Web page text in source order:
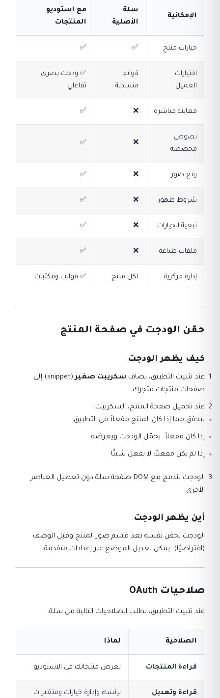
الإمكانية
سلة
الأصلية
مع استوديو
المنتجات
خيارات منتج ✅
✅
اختيارات
العميل
قوائم
منسدلة
✅ ودجت بصري
تفاعلي
معاينة مباشرة ❌
✅
نصوص
مخصصة
❌
✅
رفع صور ❌
✅
شروط ظهور ❌
✅
تبعية الخيارات ❌
✅
ملفات طباعة ❌
✅
إدارة مركزية لكل منتج ✅ قوالب ومكتبات
حقن الودجت في صفحة المنتج
كيف يظهر الودجت
عند تثبيت التطبيق، يضاف سكريبت صغير
(snippet) إلى
صفحات منتجات متجرك
عند تحميل صفحة المنتج، السكريبت:
يتحقق مما إذا كان المنتج مفعلاً في التطبيق
إذا كان مفعلاً: يحمّل الودجت ويعرضه
إذا لم يكن مفعلاً: لا يفعل شيئًا
الودجت يندمج مع DOM صفحة سلة دون تعطيل العناصر
الأخرى
أين يظهر الودجت
الودجت يحقن نفسه بعد قسم صور المنتج وقبل الوصف
(افتراضيًا). يمكن تعديل الموضع عبر إعدادات متقدمة.
صلاحيات OAuth
عند تثبيت التطبيق، يطلب الصلاحيات التالية من سلة:
الصلاحية لماذا
قراءة المنتجات لعرض منتجاتك في الاستوديو
قراءة وتعديل لإنشاء وإدارة خيارات ومتغيرات